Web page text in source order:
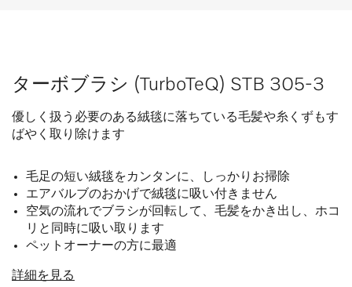
ターボブラシ (TurboTeQ) STB 305-3
優しく扱う必要のある絨毯に落ちている毛髪や糸くずもす
ばやく取り除けます
毛足の短い絨毯をカンタンに、しっかりお掃除
エアバルブのおかげで絨毯に吸い付きません
空気の流れでブラシが回転して、毛髪をかき出し、ホコ
リと同時に吸い取ります
ペットオーナーの方に最適
詳細を見る